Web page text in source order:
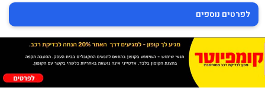
לפרטים נוספים